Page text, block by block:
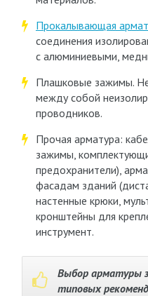
Прокалывающая
соединения
с алюминиевыми,
Плашковые зажимы.
между собой
проводников.
Прочая арматура:
зажимы,
предохранители),
фасадам зданий
настенные крюки,
кронштейны для
инструмент.
Выбор арматуры
типовых